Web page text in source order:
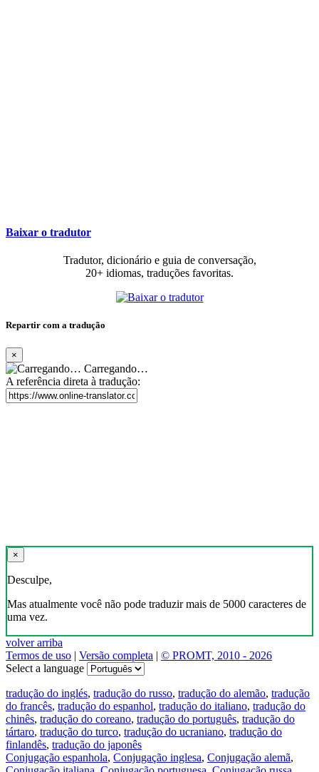
Baixar o tradutor
Tradutor, dicionário e guia de conversação,
20+ idiomas, traduções favoritas.
Repartir com a tradução
×
Carregando…
A referência direta à tradução:
×
Desculpe,
Mas atualmente você não pode traduzir mais de 5000 caracteres de
uma vez.
volver arriba
Termos de uso | Versão completa | © PROMT, 2010 - 2026
Select a language
tradução do inglés, tradução do russo, tradução do alemão, tradução
do francês, tradução do espanhol, tradução do italiano, tradução do
chinês, tradução do coreano, tradução do português, tradução do
tártaro, tradução do turco, tradução do ucraniano, tradução do
finlandês, tradução do japonês
Conjugação espanhola, Conjugação inglesa, Conjugação alemã,